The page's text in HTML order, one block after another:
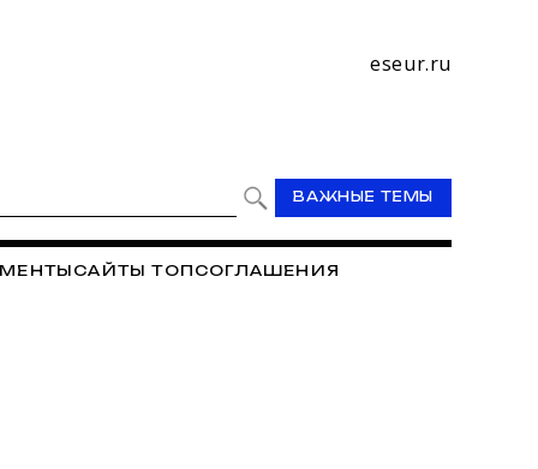
eseur.ru
ВАЖНЫЕ ТЕМЫ
САЙТЫ ТОП СОГЛАШЕНИЯ